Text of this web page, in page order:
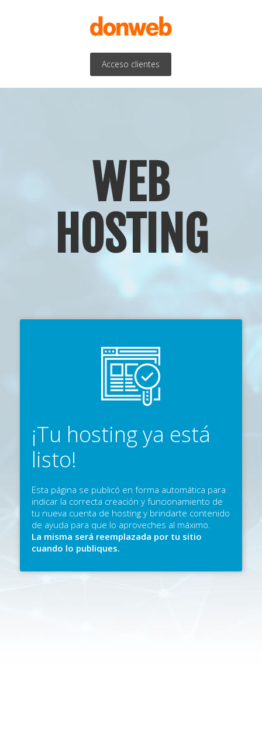
Acceso clientes
WEB
HOSTING
¡Tu hosting ya está
listo!
Esta página se publicó en forma automática para
indicar la correcta creación y funcionamiento de
tu nueva cuenta de hosting y brindarte contenido
de ayuda para que lo aproveches al máximo.
La misma será reemplazada por tu sitio
cuando lo publiques.